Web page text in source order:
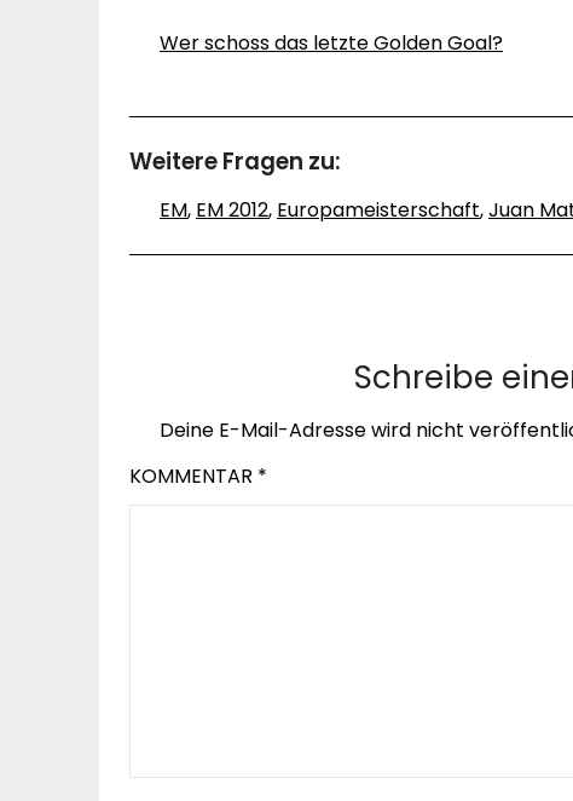
Wer schoss das letzte Golden Goal?
Weitere Fragen zu:
EM, EM 2012, Europameisterschaft,Juan
Schreibe
Deine E-Mail-Adresse wird nicht
KOMMENTAR *